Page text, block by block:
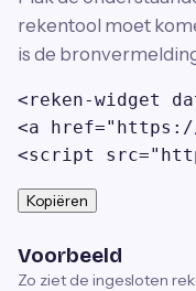
rekentool moet
is de
<reken-widget
<a href="https://
<script
Kopiëren
Voorbeeld
Zo ziet de ingesloten